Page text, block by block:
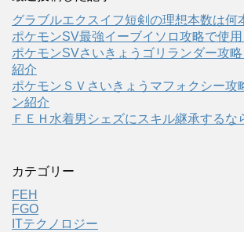
グラブルエクスイフ短剣の理想本数は何
ポケモンSV最強イーブイソロ攻略で使
ポケモンSVさいきょうゴリランダー攻
紹介
ポケモンＳＶさいきょうマフォクシー攻
ン紹介
ＦＥＨ水着男シェズにスキル継承するな
カテゴリー
FEH
FGO
ITテクノロジー